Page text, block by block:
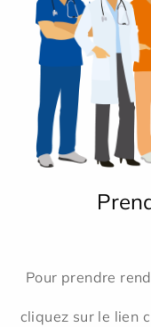
Pour prendre
cliquez sur le lien